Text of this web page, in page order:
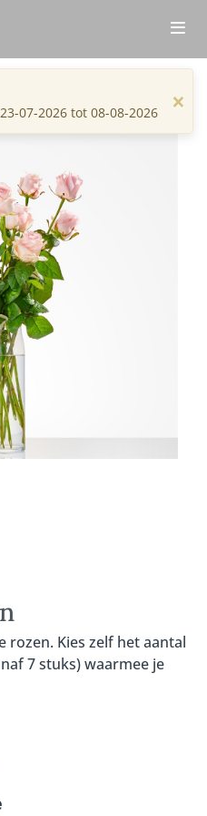
rozen. Kies zelf het aantal
7 stuks) waarmee je
roze rozen zijn van de
en worden met
de lokale Fleurop
prachtig boeket. De
in dit boeket zijn de
roos heeft een zachtroze
07-2026 tot 08-08-2026 ×